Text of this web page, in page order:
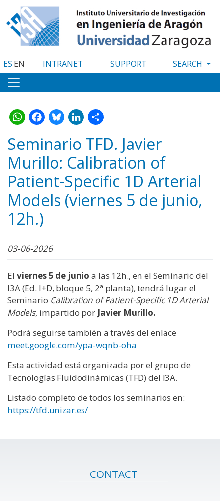
to
main
content
ES EN INTRANET SUPPORT
WhatsApp
Facebook
Bluesky
LinkedIn
Share
Seminario TFD. Javier
Murillo: Calibration of
Patient-Specific 1D Arterial
Models (viernes 5 de junio,
12h.)
03-06-2026
El viernes 5 de junio a las 12h., en el Seminario del
I3A (Ed. I+D, bloque 5, 2ª planta), tendrá lugar el
Seminario Calibration of Patient-Specific 1D Arterial
Models, impartido por Javier Murillo.
Podrá seguirse también a través del enlace
meet.google.com/ypa-wqnb-oha
Esta actividad está organizada por el grupo de
Tecnologías Fluidodinámicas (TFD) del I3A.
Listado completo de todos los seminarios en:
https://tfd.unizar.es/
CONTACT